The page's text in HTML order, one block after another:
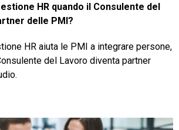
HR quando il Consulente del
delle PMI?
HR aiuta le PMI a integrare persone,
del Lavoro diventa partner